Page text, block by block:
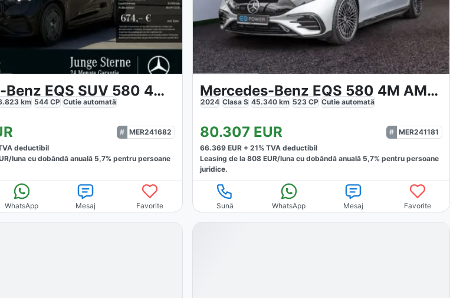
Mercedes-Benz EQS SUV 580 4M AMG Sport Premium
km 544 CP Cutieautomată
MER241682
deductibil
luna cu dobăndă anuală 5,7% pentru persoane
WhatsApp Mesaj Favorite
Mercedes-Benz EQS 580 4M AMG Sport Premium Distr.
2024 Clasa S 45.340km 523CP Cutie automată
80.307EUR
MER241181
66.369EUR + 21% TVA deductibil
Leasing de la 808EUR/lunacu dobăndă anuală 5,7% pentru persoane
juridice.
Sună WhatsApp Mesaj Favorite